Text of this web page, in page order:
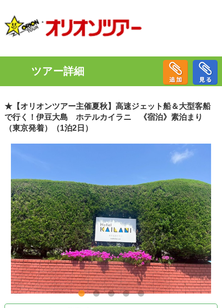
ツアー詳細
★【オリオンツアー主催夏秋】高速ジェット船＆大型客船
で行く！伊豆大島 ホテルカイラニ 《宿泊》素泊まり
（東京発着）（1泊2日）